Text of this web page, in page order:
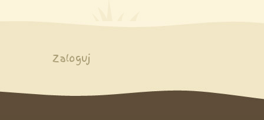
Menu
użytkownika
Zaloguj